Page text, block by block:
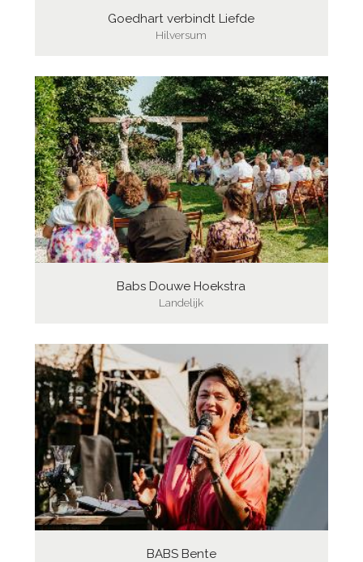
Goedhart verbindt Liefde
Hilversum
Babs Douwe Hoekstra
Landelijk
BABS Bente